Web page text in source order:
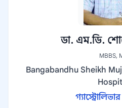
ডা. এম.ডি.
MBBS,
Bangabandhu Sheikh